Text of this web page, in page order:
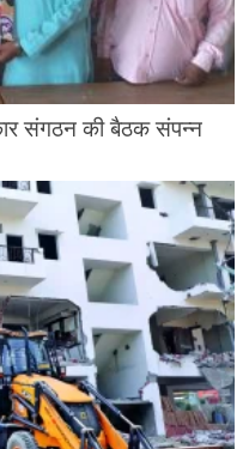
संगठन की बैठक संपन्न